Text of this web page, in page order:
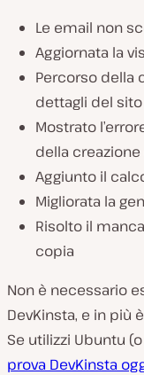
Le email non
Aggiornata la
Percorso della
dettagli del sito
Mostrato
della
Aggiunto il
Migliorata la
Risolto il
copia
Non è necessario
DevKinsta, e in
Se utilizzi Ubuntu
prova DevKinsta